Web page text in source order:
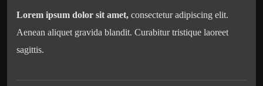
Lorem ipsum dolor sit amet, consectetur adipiscing elit.
Aenean aliquet gravida blandit. Curabitur tristique laoreet
sagittis.